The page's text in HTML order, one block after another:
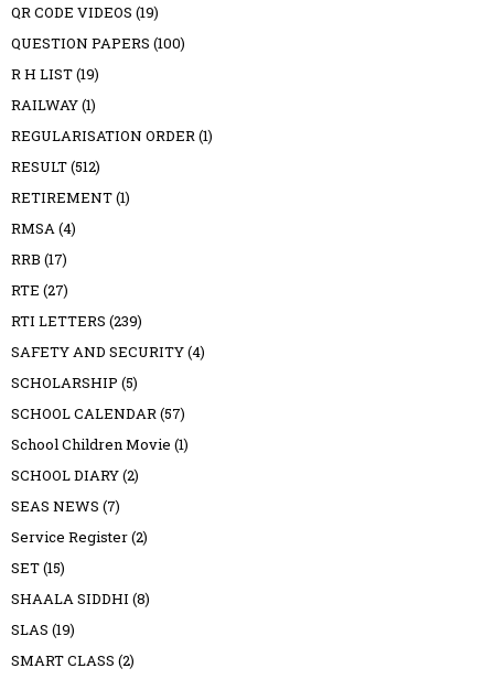
QR CODE VIDEOS (19)
QUESTION PAPERS (100)
R H LIST(19)
RAILWAY(1)
REGULARISATION ORDER(1)
RESULT(512)
RETIREMENT(1)
RMSA(4)
RRB (17)
RTE (27)
RTI LETTERS (239)
SAFETY AND SECURITY(4)
SCHOLARSHIP (5)
SCHOOL CALENDAR(57)
School Children Movie (1)
SCHOOL DIARY(2)
SEAS NEWS (7)
Service Register(2)
SET(15)
SHAALA SIDDHI (8)
SLAS (19)
SMART CLASS (2)